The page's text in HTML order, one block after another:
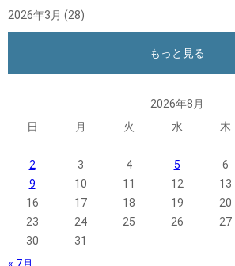
2026年3月 (28)
もっと見る
2026年8月
日
月 火 水 木
2
3 4 5 6
9
10 11 12 13
16
17 18 19 20
23
24 25 26 27
30
31
« 7月